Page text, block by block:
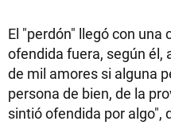
El "perdón" llegó con una
ofendida fuera, según él,
de mil amores si alguna
persona de bien, de la
sintió ofendida por algo",